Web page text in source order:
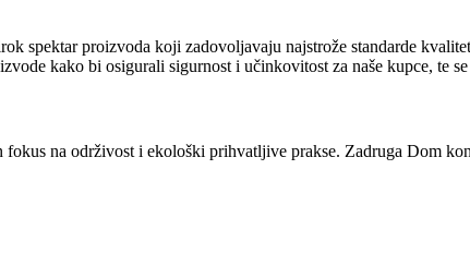
spektar proizvoda koji zadovoljavaju najstrože standarde
kako bi osigurali sigurnost i učinkovitost za naše kupce, te
fokus na održivost i ekološki prihvatljive prakse. Zadruga Dom